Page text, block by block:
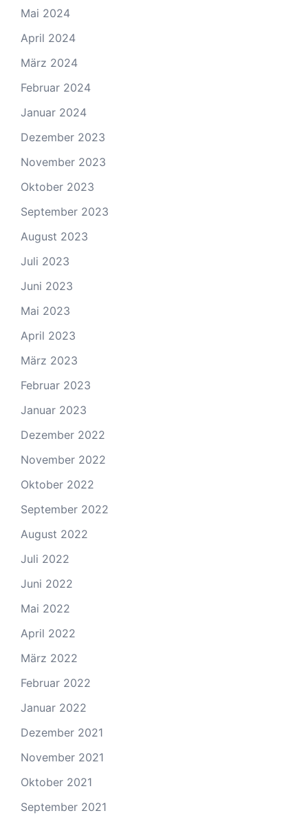
Mai 2024
April 2024
März 2024
Februar 2024
Januar 2024
Dezember 2023
November 2023
Oktober 2023
September 2023
August 2023
Juli 2023
Juni 2023
Mai 2023
April 2023
März 2023
Februar 2023
Januar 2023
Dezember 2022
November 2022
Oktober 2022
September 2022
August 2022
Juli 2022
Juni 2022
Mai 2022
April 2022
März 2022
Februar 2022
Januar 2022
Dezember 2021
November 2021
Oktober 2021
September 2021